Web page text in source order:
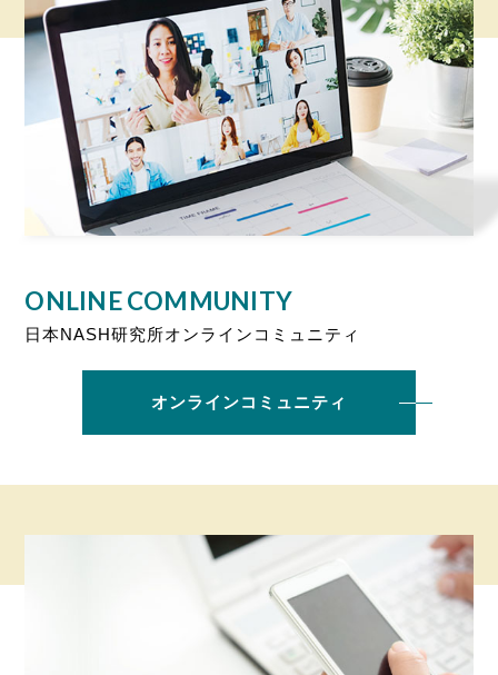
ONLINE COMMUNITY
日本NASH研究所オンラインコミュニティ
オンラインコミュニティ